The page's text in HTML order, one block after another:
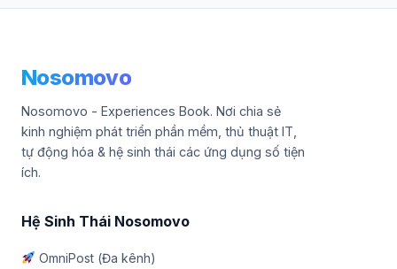
Nosomovo
Nosomovo - Experiences Book. Nơi chia sẻ
kinh nghiệm phát triển phần mềm, thủ thuật IT,
tự động hóa & hệ sinh thái các ứng dụng số tiện
ích.
Hệ Sinh Thái Nosomovo
OmniPost (Đa kênh)